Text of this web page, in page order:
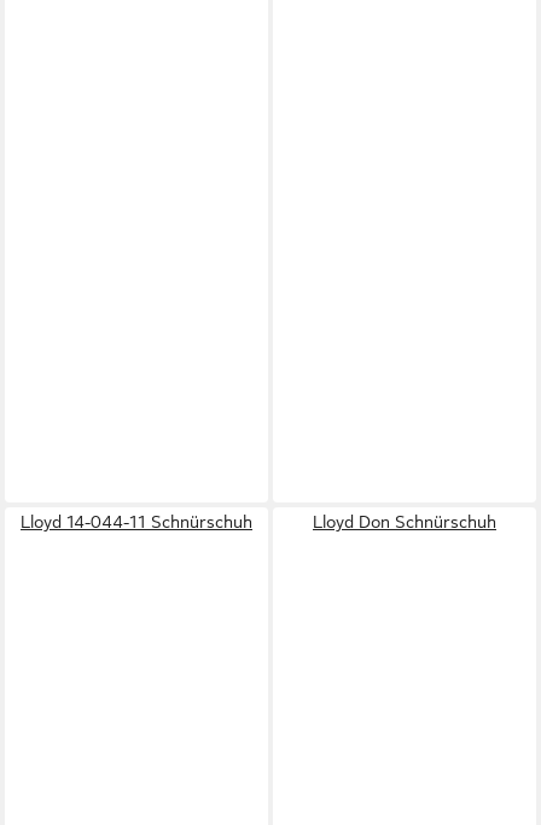
Lloyd 14-044-11 Schnürschuh Lloyd Don Schnürschuh